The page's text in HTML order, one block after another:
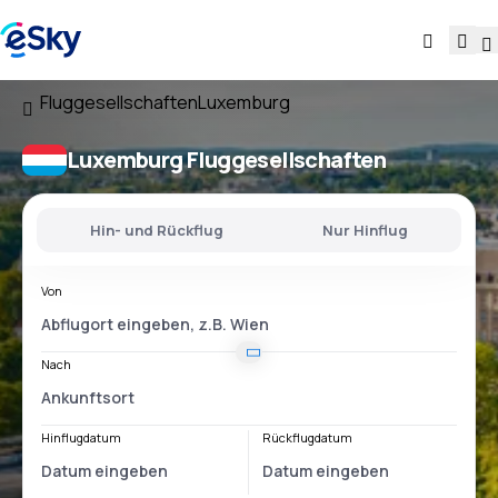
FluggesellschaftenLuxemburg
Luxemburg Fluggesellschaften
Hin- und Rückflug Nur Hinflug
Von
Nach
Hinflugdatum Rückflugdatum